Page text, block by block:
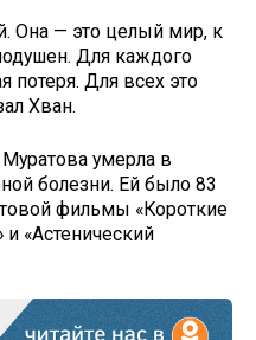
Она — это целый мир, к
Для каждого
потеря. Для всех это
Хван.
умерла в
болезни. Ей было 83
фильмы «Короткие
«Астенический